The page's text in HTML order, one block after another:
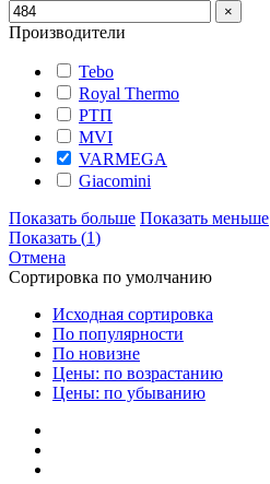
×
Производители
Tebo
Royal Thermo
РТП
MVI
VARMEGA
Giacomini
Показать больше Показать меньше
Показать (1)
Отмена
Сортировка по умолчанию
Исходная сортировка
По популярности
По новизне
Цены: по возрастанию
Цены: по убыванию